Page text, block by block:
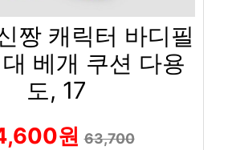
짱 캐릭터 바디필
베개 쿠션 다용
도, 17
원63,700